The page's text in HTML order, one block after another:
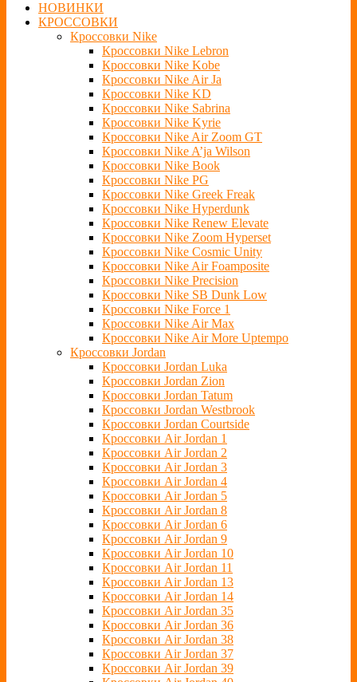
НОВИНКИ
КРОССОВКИ
Кроссовки Nike
Кроссовки Nike Lebron
Кроссовки Nike Kobe
Кроссовки Nike Air Ja
Кроссовки Nike KD
Кроссовки Nike Sabrina
Кроссовки Nike Kyrie
Кроссовки Nike Air Zoom GT
Кроссовки Nike A’ja Wilson
Кроссовки Nike Book
Кроссовки Nike PG
Кроссовки Nike Greek Freak
Кроссовки Nike Hyperdunk
Кроссовки Nike Renew Elevate
Кроссовки Nike Zoom Hyperset
Кроссовки Nike Cosmic Unity
Кроссовки Nike Air Foamposite
Кроссовки Nike Precision
Кроссовки Nike SB Dunk Low
Кроссовки Nike Force 1
Кроссовки Nike Air Max
Кроссовки Nike Air More Uptempo
Кроссовки Jordan
Кроссовки Jordan Luka
Кроссовки Jordan Zion
Кроссовки Jordan Tatum
Кроссовки Jordan Westbrook
Кроссовки Jordan Courtside
Кроссовки Air Jordan 1
Кроссовки Air Jordan 2
Кроссовки Air Jordan 3
Кроссовки Air Jordan 4
Кроссовки Air Jordan 5
Кроссовки Air Jordan 8
Кроссовки Air Jordan 6
Кроссовки Air Jordan 9
Кроссовки Air Jordan 10
Кроссовки Air Jordan 11
Кроссовки Air Jordan 13
Кроссовки Air Jordan 14
Кроссовки Air Jordan 35
Кроссовки Air Jordan 36
Кроссовки Air Jordan 38
Кроссовки Air Jordan 37
Кроссовки Air Jordan 39